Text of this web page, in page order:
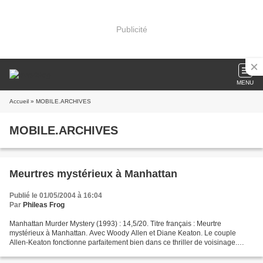
Publicité
MENU
Accueil » MOBILE.ARCHIVES
MOBILE.ARCHIVES
Meurtres mystérieux à Manhattan
Publié le 01/05/2004 à 16:04
Par Phileas Frog
Manhattan Murder Mystery (1993) : 14,5/20. Titre français : Meurtre
mystérieux à Manhattan. Avec Woody Allen et Diane Keaton. Le couple
Allen-Keaton fonctionne parfaitement bien dans ce thriller de voisinage.